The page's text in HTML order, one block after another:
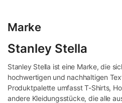
Aktualisierungen.
Marke
Stanley Stella
Stanley Stella ist eine Marke, die
hochwertigen und nachhaltigen
Produktpalette umfasst T-Shirts,
andere Kleidungsstücke, die alle